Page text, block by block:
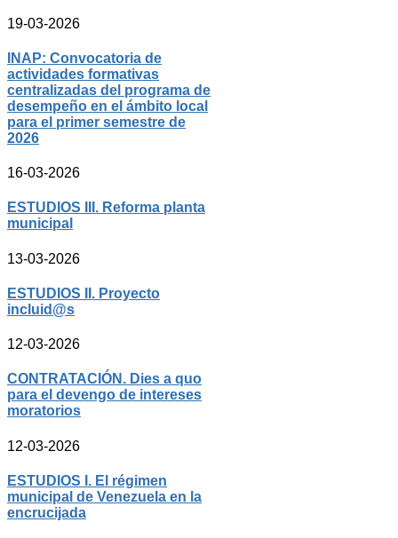
19-03-2026
INAP: Convocatoria de
actividades formativas
centralizadas del programa de
desempeño en el ámbito local
para el primer semestre de
2026
16-03-2026
ESTUDIOS III. Reforma planta
municipal
13-03-2026
ESTUDIOS II. Proyecto
incluid@s
12-03-2026
CONTRATACIÓN. Dies a quo
para el devengo de intereses
moratorios
12-03-2026
ESTUDIOS I. El régimen
municipal de Venezuela en la
encrucijada